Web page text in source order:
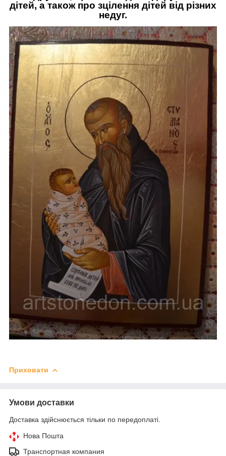
дітей, а також про зцілення дітей від різних
недуг.
Приховати
Умови доставки
Доставка здійснюється тільки по передоплаті.
Нова Пошта
Транспортная компания